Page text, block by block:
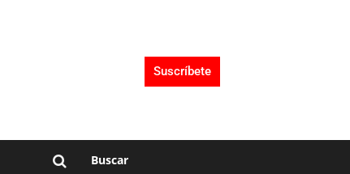
Suscríbete
Buscar